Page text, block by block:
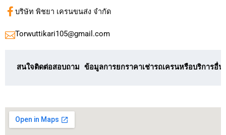
บริษัท พิชยา เครนขนส่ง จำกัด
Torwuttikari105@gmail.com
สนใจติดต่อสอบถาม ข้อมูลการยกราคาเช่ารถเครนหรือบริการอื่